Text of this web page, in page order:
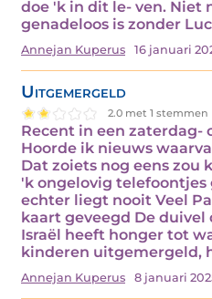
doe 'k in dit le- ven. Niet
genadeloos is zonder
Annejan Kuperus 16 januari
Uitgemergeld
2.0 met 1 stemmen
Recent in een zaterdag-
Hoorde ik nieuws
Dat zoiets nog eens zou
'k ongelovig
echter liegt nooit Veel
kaart geveegd De
Israël heeft honger tot
kinderen uitgemergeld,
Annejan Kuperus 8 januari